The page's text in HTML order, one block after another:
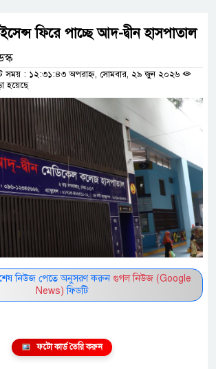
ফিরে পাচ্ছে আদ-দ্বীন হাসপাতাল
সময় : ১২:৩১:৪৩ অপরাহ্ন, সোমবার, ২৯ জুন ২০২৬
হয়েছে
নিউজ পেতে অনুসরণ করুন গুগল নিউজ (Google
News) ফিডটি
ফটো কার্ড তৈরি করুন